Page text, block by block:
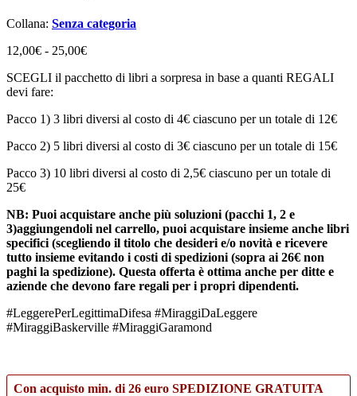
Collana: Senza categoria
12,00€ - 25,00€Fascia
prezzo:
a
SCEGLI il pacchetto di libri a sorpresa in base a quanti REGALI
devi fare:
Pacco 1) 3 libri diversi al costo di 4€ ciascuno per un totale di 12€
Pacco 2) 5 libri diversi al costo di 3€ ciascuno per un totale di 15€
Pacco 3) 10 libri diversi al costo di 2,5€ ciascuno per un totale di
25€
NB: Puoi acquistare anche più soluzioni (pacchi 1, 2 e
3)aggiungendoli nel carrello, puoi acquistare insieme anche libri
specifici (scegliendo il titolo che desideri e/o novità e ricevere
tutto insieme evitando i costi di spedizioni (sopra ai 26€ non
paghi la spedizione). Questa offerta è ottima anche per ditte e
aziende che devono fare regali per i propri dipendenti.
#LeggerePerLegittimaDifesa #MiraggiDaLeggere
#MiraggiBaskerville #MiraggiGaramond
Con acquisto min. di 26 euro SPEDIZIONE GRATUITA